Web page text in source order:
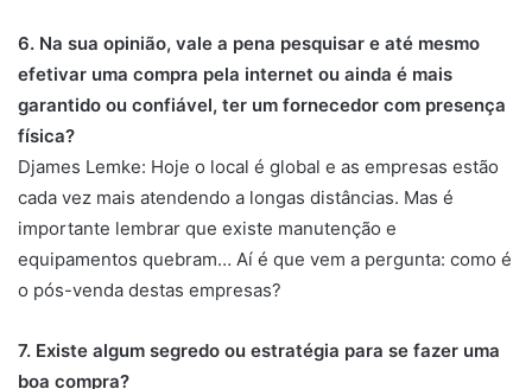
6. Na sua opinião, vale a pena pesquisar e até mesmo
efetivar uma compra pela internet ou ainda é mais
garantido ou confiável, ter um fornecedor com presença
física?
Djames Lemke: Hoje o local é global e as empresas estão
cada vez mais atendendo a longas distâncias. Mas é
importante lembrar que existe manutenção e
equipamentos quebram… Aí é que vem a pergunta: como é
o pós-venda destas empresas?
7. Existe algum segredo ou estratégia para se fazer uma
boa compra?